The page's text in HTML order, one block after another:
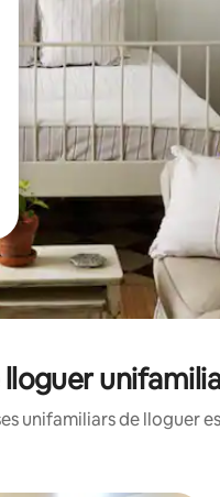
lloguer
unifamiliars de